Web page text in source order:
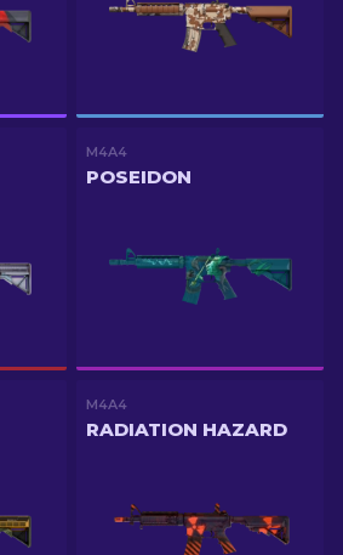
M4A4
POSEIDON
M4A4
RADIATION HAZARD